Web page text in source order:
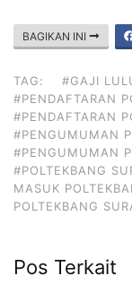
BAGIKAN INI
TAG:
#GAJI
#PENDAFTARAN
#PENDAFTARAN
#PENGUMUMAN
#PENGUMUMAN
#POLTEKBANG
MASUK
POLTEKBANG
Pos Terkait